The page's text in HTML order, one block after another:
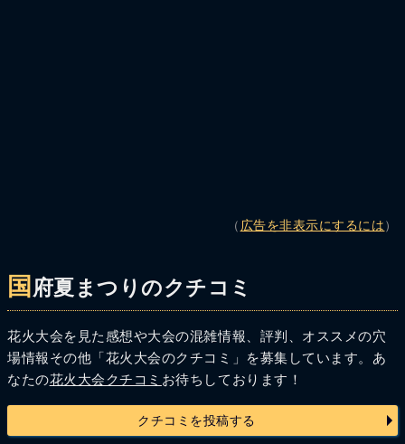
（ 広告を非表示にするには ）
国 府夏まつりのクチコミ
花火大会を見た感想や大会の混雑情報、評判、オススメの穴
場情報その他「花火大会のクチコミ」を募集しています。あ
なたの花火大会クチコミ お待ちしております！
クチコミを投稿する